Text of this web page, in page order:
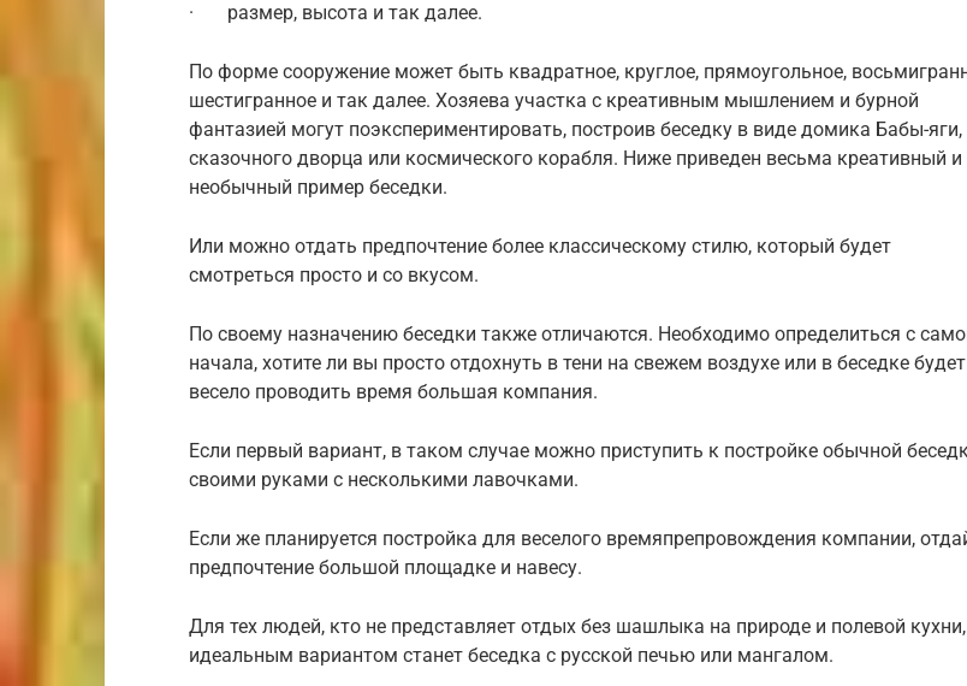
· размер, высота и так далее.
По форме сооружение может быть квадратное, круглое, прямоугольное,
шестигранное и так далее. Хозяева участка с креативным мышлением и бурной
фантазией могут поэкспериментировать, построив беседку в виде домика Бабы-яги,
сказочного дворца или космического корабля. Ниже приведен весьма креативный и
необычный пример беседки.
Или можно отдать предпочтение более классическому стилю, который будет
смотреться просто и со вкусом.
По своему назначению беседки также отличаются. Необходимо определиться с
начала, хотите ли вы просто отдохнуть в тени на свежем воздухе или в беседке будет
весело проводить время большая компания.
Если первый вариант, в таком случае можно приступить к постройке обычной
своими руками с несколькими лавочками.
Если же планируется постройка для веселого времяпрепровождения компании,
предпочтение большой площадке и навесу.
Для тех людей, кто не представляет отдых без шашлыка на природе и полевой кухни,
идеальным вариантом станет беседка с русской печью или мангалом.